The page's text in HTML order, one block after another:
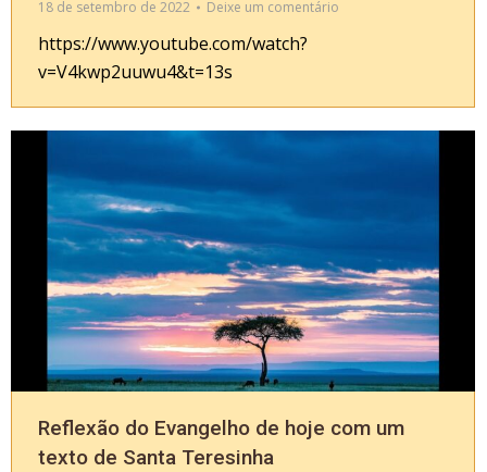
18 de setembro de 2022
Deixe um comentário
https://www.youtube.com/watch?
v=V4kwp2uuwu4&t=13s
Reflexão do Evangelho de hoje com um
texto de Santa Teresinha